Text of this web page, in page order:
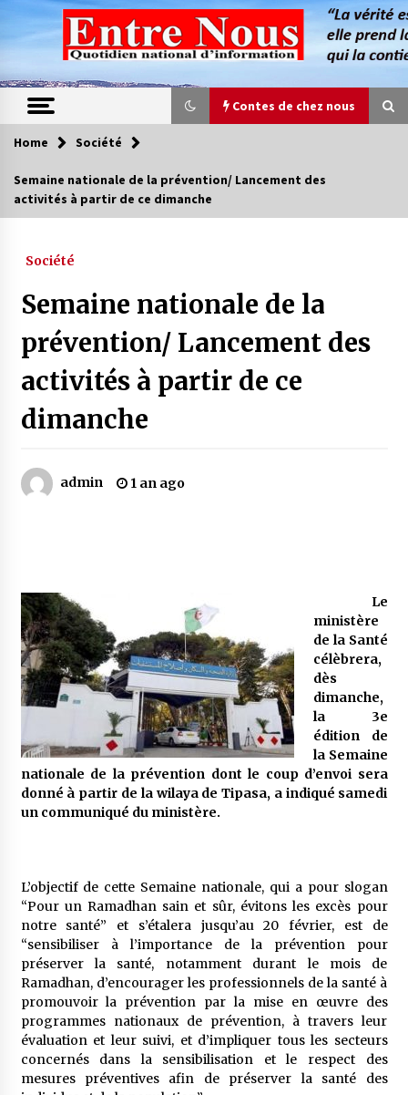
content
Contes de chez nous
Contes de chez nous
Magie de sorcier
4 ans ago
Oum el Gaïla / L’ogresse du M’zab
4 ans ago
4 ans ago
« Père, tiens-moi, je vais tomber ! »
5 ans ago
Le bouc de l’Au-delà
5 ans ago
Le monstrueux vieillard (Un récit du Sud
algérien)
touareg)
5 ans ago
Un conte targui/ Quand la tête est vide
5 ans ago
Tradition orale/ D’où viennent les contes et à
5 ans ago
Home Société
Semaine nationale de la prévention/ Lancement des
activités à partir de ce dimanche
Société
Semaine nationale de la
prévention/ Lancement des
activités à partir de ce
dimanche
admin 1 an ago
Le
ministère
de la Santé
célèbrera,
dès
dimanche,
la 3e
édition de
la Semaine
nationale de la prévention dont le coup d’envoi sera
donné à partir de la wilaya de Tipasa, a indiqué samedi
un communiqué du ministère.
L’objectif de cette Semaine nationale, qui a pour slogan
“Pour un Ramadhan sain et sûr, évitons les excès pour
notre santé” et s’étalera jusqu’au 20 février, est de
“sensibiliser à l’importance de la prévention pour
préserver la santé, notamment durant le mois de
Ramadhan, d’encourager les professionnels de la santé à
promouvoir la prévention par la mise en œuvre des
programmes nationaux de prévention, à travers leur
évaluation et leur suivi, et d’impliquer tous les secteurs
concernés dans la sensibilisation et le respect des
mesures préventives afin de préserver la santé des